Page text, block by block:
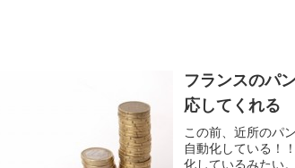
フランスのパ
応してくれる
この前、近所のパ
自動化している！
化しているみたい